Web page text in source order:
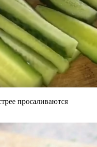
просаливаются